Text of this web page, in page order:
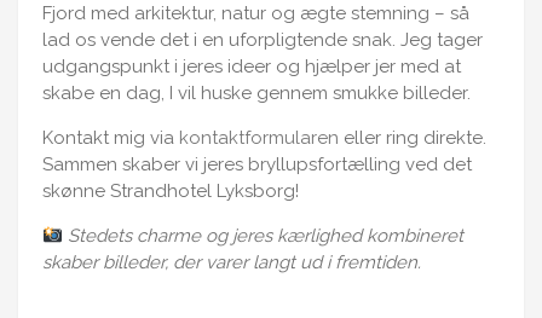
Fjord med arkitektur, natur og ægte stemning – så
lad os vende det i en uforpligtende snak. Jeg tager
udgangspunkt i jeres ideer og hjælper jer med at
skabe en dag, I vil huske gennem smukke billeder.
Kontakt mig via kontaktformularen eller ring direkte.
Sammen skaber vi jeres bryllupsfortælling ved det
skønne Strandhotel Lyksborg!
Stedets charme og jeres kærlighed kombineret
skaber billeder, der varer langt ud i fremtiden.